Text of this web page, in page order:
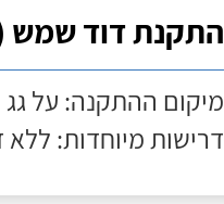
התקנת דוד שמש (ללא
מיקום ההתקנה: על
דרישות מיוחדות: ללא